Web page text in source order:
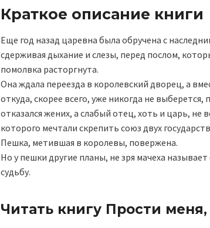
Краткое описание книги
Еще год назад царевна была обручена с
сдерживая дыхание и слезы, перед послом,
помолвка расторгнута.
Она ждала переезда в королевский дворец, а
откуда, скорее всего, уже никогда не
отказался жених, а слабый отец, хоть и царь,
которого мечтали скрепить союз двух
Пешка, метившая в королевы, повержена.
Но у пешки другие планы, не зря мачеха
судьбу.
Читать книгу Прости